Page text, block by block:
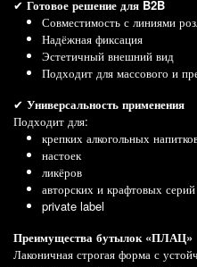
✔ Готовое решение для B2B
Совместимость с линиями
Надёжная фиксация
Эстетичный внешний вид
Подходит для массового и
✔ Универсальность применения
Подходит для:
крепких алкогольных
настоек
ликёров
авторских и крафтовых серий
private label
Преимущества бутылок «ПЛАЦ»
Лаконичная строгая форма с